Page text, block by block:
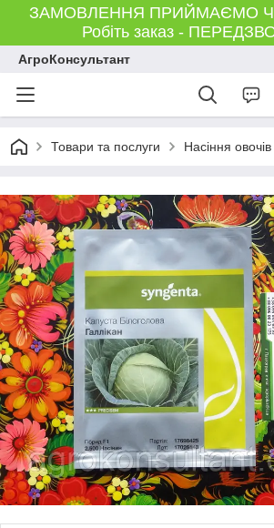
ЗАМОВЛЕННЯ ПРИЙМАЄМО
Робіть заказ -
АгроКонсультант
Товари та послуги Насіння